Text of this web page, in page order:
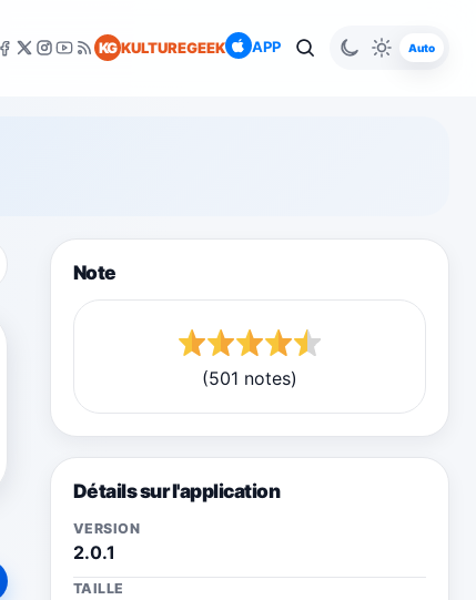
KG KULTUREGEEK APP Auto
Note
(501 notes)
Détails sur l'application
VERSION
2.0.1
TAILLE